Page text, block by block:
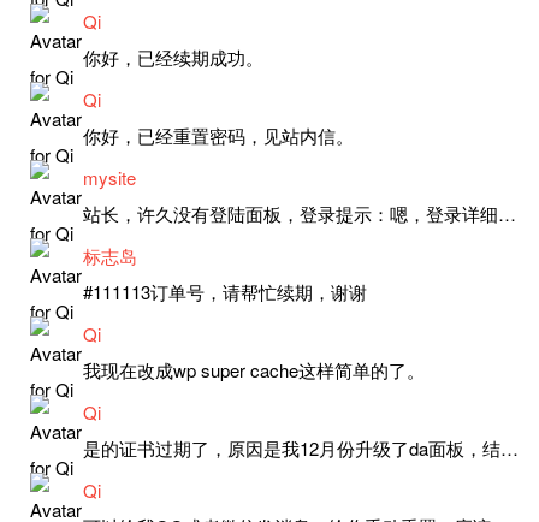
Qi
你好，已经续期成功。
Qi
你好，已经重置密码，见站内信。
mysite
站长，许久没有登陆面板，登录提示：嗯，登录详细信息似乎不正确。请重试。 网站还可以正常使用。如果是密码问题请帮忙重置一下密码。谢谢。订单号：97790，账号：aa20210950。 站长，提交了工单，你回复续期成功，不过我的问题是面部登陆信息有问题，一直是初始密码，现在无法登陆，有时间麻烦排查一下。
标志岛
#111113订单号，请帮忙续期，谢谢
Qi
我现在改成wp super cache这样简单的了。
Qi
是的证书过期了，原因是我12月份升级了da面板，结果后台证书就不更新了，目前还在排查问题。切换PHP版本现在没有了，因为DA新版不支持。
Qi